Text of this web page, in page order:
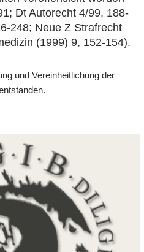
Dt Autorecht 4/99, 188-
248; Neue Z Strafrecht
(1999) 9, 152-154).
und Vereinheitlichung der